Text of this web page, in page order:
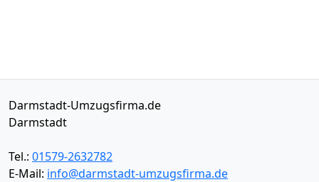
Darmstadt-Umzugsfirma.de
Darmstadt
Tel.: 01579-2632782
E-Mail: info@darmstadt-umzugsfirma.de